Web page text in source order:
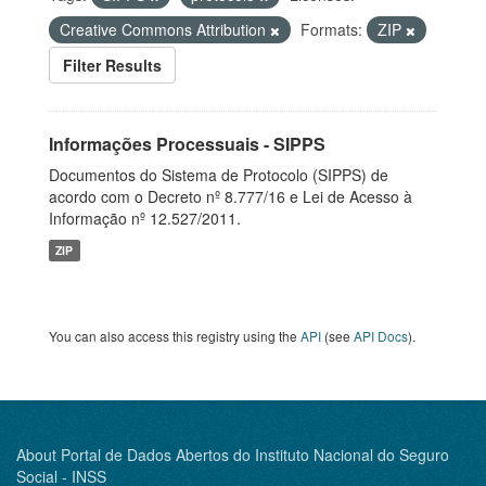
Creative Commons Attribution
Formats:
ZIP
Filter Results
Informações Processuais - SIPPS
Documentos do Sistema de Protocolo (SIPPS) de
acordo com o Decreto nº 8.777/16 e Lei de Acesso à
Informação nº 12.527/2011.
ZIP
You can also access this registry using the API (see API Docs).
About Portal de Dados Abertos do Instituto Nacional do Seguro
Social - INSS